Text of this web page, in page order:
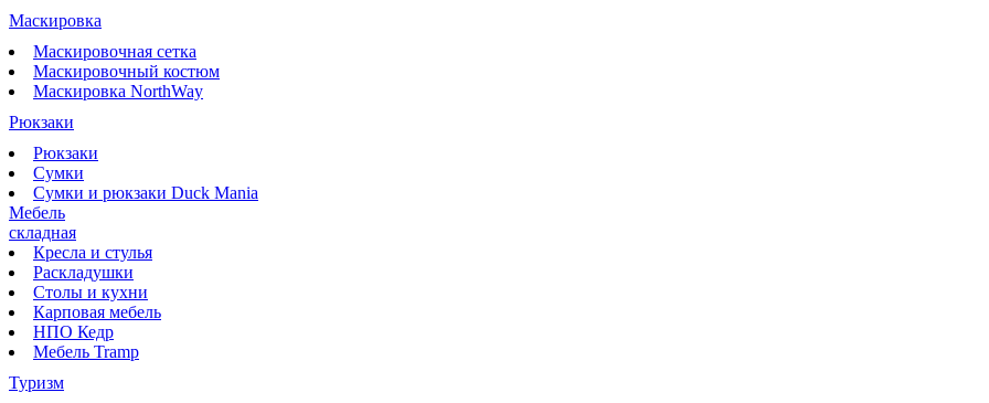
Маскировка
Маскировочная сетка
Маскировочный костюм
Маскировка NorthWay
Рюкзаки
Рюкзаки
Сумки
Сумки и рюкзаки Duck Mania
Мебель
складная
Кресла и стулья
Раскладушки
Столы и кухни
Карповая мебель
НПО Кедр
Мебель Tramp
Туризм